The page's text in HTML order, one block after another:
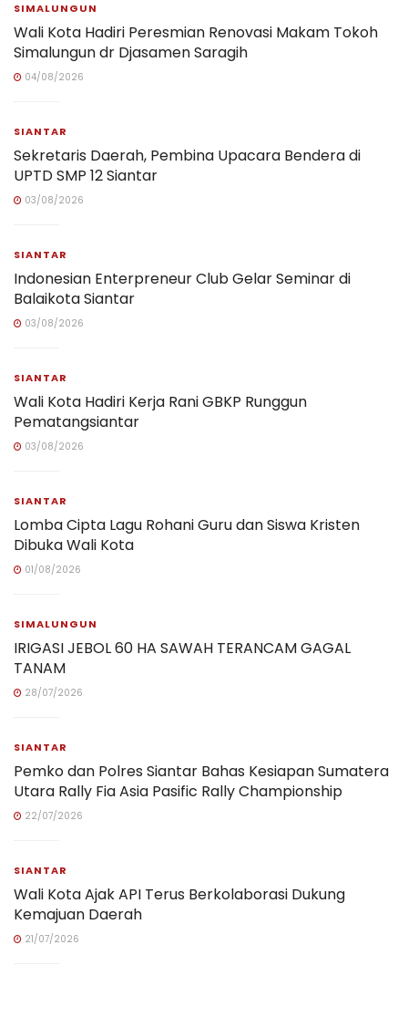
SIMALUNGUN
Wali Kota Hadiri Peresmian Renovasi Makam Tokoh
Simalungun dr Djasamen Saragih
04/08/2026
SIANTAR
Sekretaris Daerah, Pembina Upacara Bendera di
UPTD SMP 12 Siantar
03/08/2026
SIANTAR
Indonesian Enterpreneur Club Gelar Seminar di
Balaikota Siantar
03/08/2026
SIANTAR
Wali Kota Hadiri Kerja Rani GBKP Runggun
Pematangsiantar
03/08/2026
SIANTAR
Lomba Cipta Lagu Rohani Guru dan Siswa Kristen
Dibuka Wali Kota
01/08/2026
SIMALUNGUN
IRIGASI JEBOL 60 HA SAWAH TERANCAM GAGAL
TANAM
28/07/2026
SIANTAR
Pemko dan Polres Siantar Bahas Kesiapan Sumatera
Utara Rally Fia Asia Pasific Rally Championship
22/07/2026
SIANTAR
Wali Kota Ajak API Terus Berkolaborasi Dukung
Kemajuan Daerah
21/07/2026